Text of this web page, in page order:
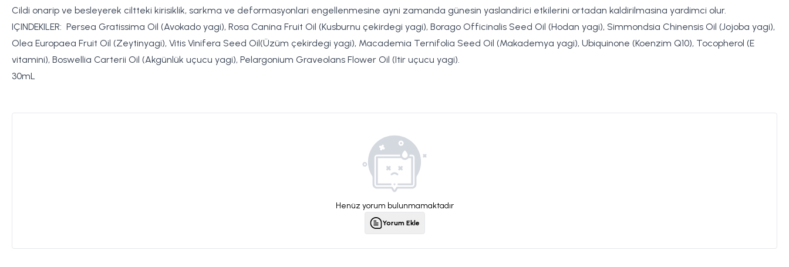
Cildi onarip ve besleyerek ciltteki kirisiklik, sarkma ve deformasyonlari engellenmesine ayni zamanda günesin yaslandirici etkilerini ortadan kaldirilmasina yardimci olur.
IÇINDEKILER: Persea Gratissima Oil (Avokado yagi), Rosa Canina Fruit Oil (Kusburnu çekirdegi yagi), Borago Officinalis Seed Oil (Hodan yagi), Simmondsia Chinensis Oil (Jojoba yagi),
Olea Europaea Fruit Oil (Zeytinyagi), Vitis Vinifera Seed Oil(Üzüm çekirdegi yagi), Macademia Ternifolia Seed Oil (Makademya yagi), Ubiquinone (Koenzim Q10), Tocopherol (E
vitamini), Boswellia Carterii Oil (Akgünlük uçucu yagi), Pelargonium Graveolans Flower Oil (Itir uçucu yagi).
30mL
Henüz yorum bulunmamaktadır
Yorum Ekle